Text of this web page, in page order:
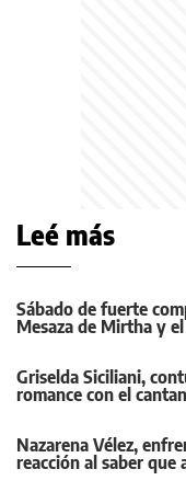
Leé más
Sábado de fuerte
Mesaza de Mirtha y
Griselda Siciliani,
romance con el
Nazarena Vélez,
reacción al saber que